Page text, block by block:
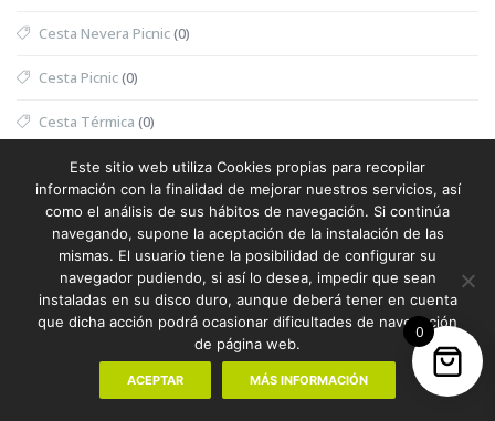
Cesta Nevera Picnic(0)
Cesta Picnic(0)
Cesta Térmica (0)
Chaleco (1)
Chaleco Mujer(0)
Chaleco Reflectante(0)
Champanera(0)
0
Este sitio web utiliza Cookies propias para recopilar
información con la finalidad de mejorar nuestros servicios, así
como el análisis de sus hábitos de navegación. Si continúa
navegando, supone la aceptación de la instalación de las
mismas. El usuario tiene la posibilidad de configurar su
navegador pudiendo, si así lo desea, impedir que sean
instaladas en su disco duro, aunque deberá tener en cuenta
que dicha acción podrá ocasionar dificultades de navegación
de página web.
ACEPTAR MÁS INFORMACIÓN